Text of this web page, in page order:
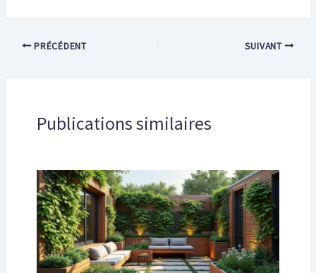
PRÉCÉDENT SUIVANT
Publications similaires